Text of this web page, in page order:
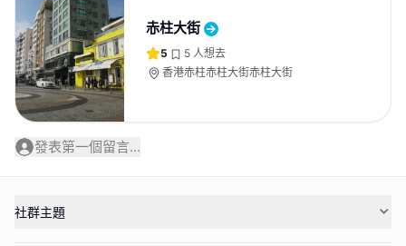
赤柱大街
5 5 人想去
香港赤柱赤柱大街赤柱大街
發表第一個留言...
社群主題